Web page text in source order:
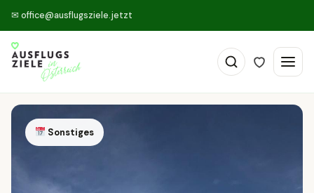
✉ office@ausflugsziele.jetzt
Sonstiges